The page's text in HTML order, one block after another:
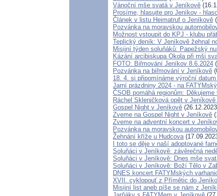
Vánoční mše svatá v Jeníkově
Prosíme, hlasujte pro Jeníkov -
Článek v listu Heimatruf o Jeníkově
Pozvánka na moravskou
Možnost vstoupit do KPJ - klubu
Teplický deník: V Jeníkově žehnal
Misijní týden soluňáků: Papežský
Kázání arcibiskupa Okola při mši
FOTO: Biřmování Jeníkov 8.6.2024
Pozvánka na biřmování v Jeníkově
18. 4. si připomínáme výroční
Jarní prázdniny 2024 - na
ČSOB pomáhá regionům: Děkujeme
Ráchel Skleničková opět v
Gospel Night v Jeníkově
Zveme na Gospel Night v Jeníkově
Zveme na adventní koncert v
Pozvánka na moravskou
Žehnání kříže u Hudcova
I toto se děje v naší adoptované
Soluňáci v Jeníkově: závěrečná
Soluňáci v Jeníkově: Dnes mše
Soluňáci v Jeníkově: Boží Tělo v
DNES koncert FATYMských
XVII. cyklopouť z Přímětic do
Misijní list aneb píše se nám z